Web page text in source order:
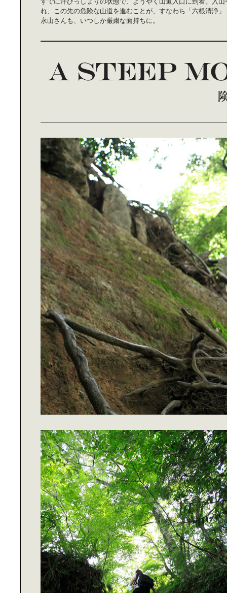
れ、この先の危険な山道を進むことが、すなわち「六根清浄
永山さんも、いつしか厳粛な面持ちに。
谷尻誠の｜広島建築探訪
親子で楽しむスマート｜ファッショ
ン ～Daddy篇～
グルメ女子の｜smileエスニックグル
快適ミニベロ〈MINIVELO〉｜ライ
フ
上野スイーツ｜パラダイス
美味しいコーヒーで｜至福のひとと
きを
～行徳散歩～｜プロの視点で街をき
りとる
リ！
DINING OUT SADO
都会で満喫｜フリー＆リラックスラ
イフ